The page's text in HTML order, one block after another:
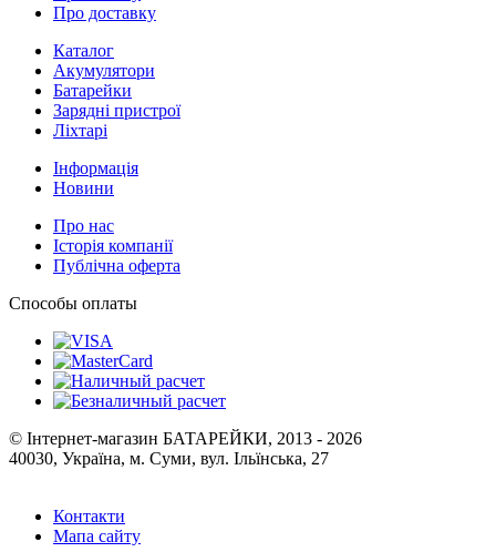
Про доставку
Каталог
Акумулятори
Батарейки
Зарядні пристрої
Ліхтарі
Інформація
Новини
Про нас
Історія компанії
Публічна оферта
Способы оплаты
© Інтернет-магазин БАТАРЕЙКИ, 2013 - 2026
40030, Україна, м. Суми, вул. Ільїнська, 27
Контакти
Мапа сайту